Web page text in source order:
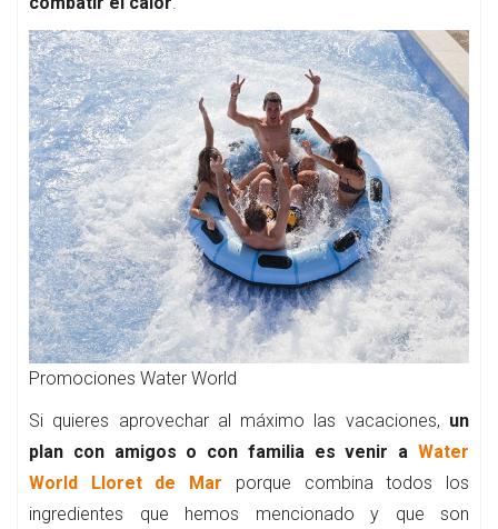
Promociones Water World
Si quieres aprovechar al máximo las vacaciones, un
plan con amigos o con familia es venir a Water
World Lloret de Mar porque combina todos los
ingredientes que hemos mencionado y que son